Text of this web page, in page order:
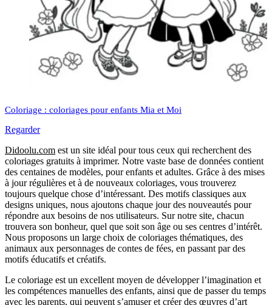
Coloriage : coloriages pour enfants Mia et Moi
Regarder
Didoolu.com est un site idéal pour tous ceux qui recherchent des
coloriages gratuits à imprimer. Notre vaste base de données contient
des centaines de modèles, pour enfants et adultes. Grâce à des mises
à jour régulières et à de nouveaux coloriages, vous trouverez
toujours quelque chose d’intéressant. Des motifs classiques aux
designs uniques, nous ajoutons chaque jour des nouveautés pour
répondre aux besoins de nos utilisateurs. Sur notre site, chacun
trouvera son bonheur, quel que soit son âge ou ses centres d’intérêt.
Nous proposons un large choix de coloriages thématiques, des
animaux aux personnages de contes de fées, en passant par des
motifs éducatifs et créatifs.
Le coloriage est un excellent moyen de développer l’imagination et
les compétences manuelles des enfants, ainsi que de passer du temps
avec les parents, qui peuvent s’amuser et créer des œuvres d’art